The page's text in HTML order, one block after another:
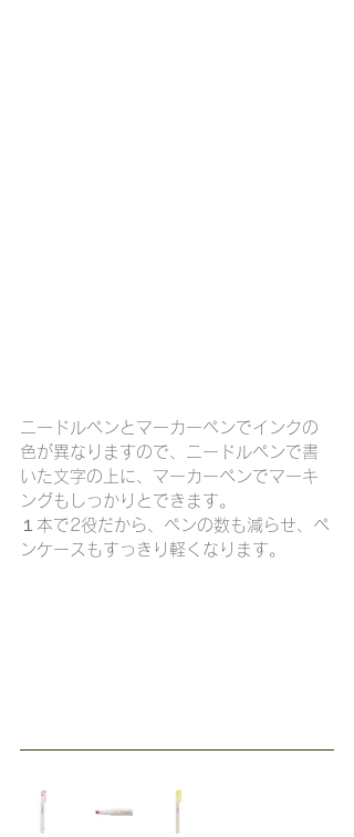
ニードルペンとマーカーペンでインクの
色が異なりますので、ニードルペンで書
いた文字の上に、マーカーペンでマーキ
ングもしっかりとできます。
１本で2役だから、ペンの数も減らせ、ペ
ンケースもすっきり軽くなります。